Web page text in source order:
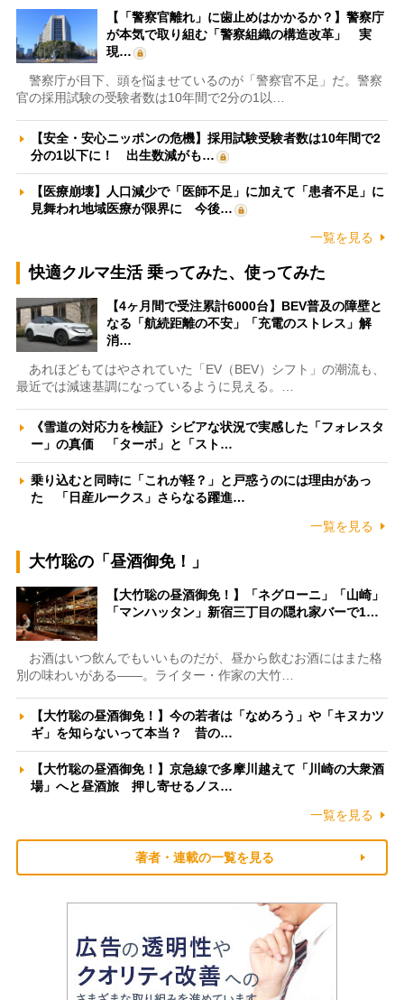
【「警察官離れ」に歯止めはかかるか？】警察庁
が本気で取り組む「警察組織の構造改革」 実
現…
警察庁が目下、頭を悩ませているのが「警察官不足」だ。警察
官の採用試験の受験者数は10年間で2分の1以…
【安全・安心ニッポンの危機】採用試験受験者数は10年間で2
分の1以下に！ 出生数減がも…
【医療崩壊】人口減少で「医師不足」に加えて「患者不足」に
見舞われ地域医療が限界に 今後…
一覧を見る
快適クルマ生活 乗ってみた、使ってみた
【4ヶ月間で受注累計6000台】BEV普及の障壁と
なる「航続距離の不安」「充電のストレス」解
消…
あれほどもてはやされていた「EV（BEV）シフト」の潮流も、
最近では減速基調になっているように見える。…
《雪道の対応力を検証》シビアな状況で実感した「フォレスタ
ー」の真価 「ターボ」と「スト…
乗り込むと同時に「これが軽？」と戸惑うのには理由があっ
た 「日産ルークス」さらなる躍進…
一覧を見る
大竹聡の「昼酒御免！」
【大竹聡の昼酒御免！】「ネグローニ」「山崎」
「マンハッタン」新宿三丁目の隠れ家バーで1…
お酒はいつ飲んでもいいものだが、昼から飲むお酒にはまた格
別の味わいがある――。ライター・作家の大竹…
【大竹聡の昼酒御免！】今の若者は「なめろう」や「キヌカツ
ギ」を知らないって本当？ 昔の…
【大竹聡の昼酒御免！】京急線で多摩川越えて「川崎の大衆酒
場」へと昼酒旅 押し寄せるノス…
一覧を見る
著者・連載の一覧を見る